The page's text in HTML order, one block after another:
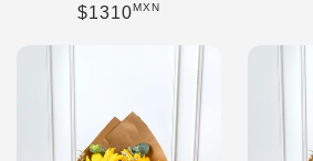
Precio habitual
$1310MXN